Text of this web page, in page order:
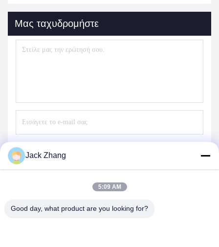
Μας ταχυδρομήστε
Jack Zhang
5:09 AM
Good day, what product are you looking for?